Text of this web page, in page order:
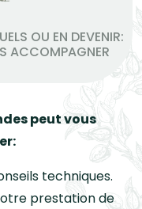
OU EN DEVENIR:
ACCOMPAGNER
peut vous
techniques.
prestation de